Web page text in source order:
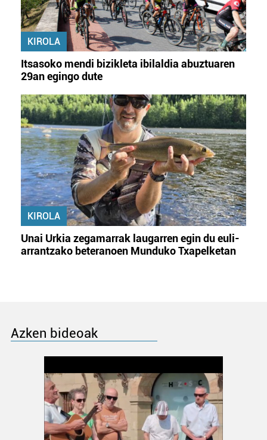
KIROLA
Itsasoko mendi bizikleta ibilaldia abuztuaren
29an egingo dute
KIROLA
Unai Urkia zegamarrak laugarren egin du euli-
arrantzako beteranoen Munduko Txapelketan
Azken bideoak